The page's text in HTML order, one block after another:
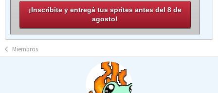
¡Inscribite y entregá tus sprites antes del 8 de
agosto!
Miembros